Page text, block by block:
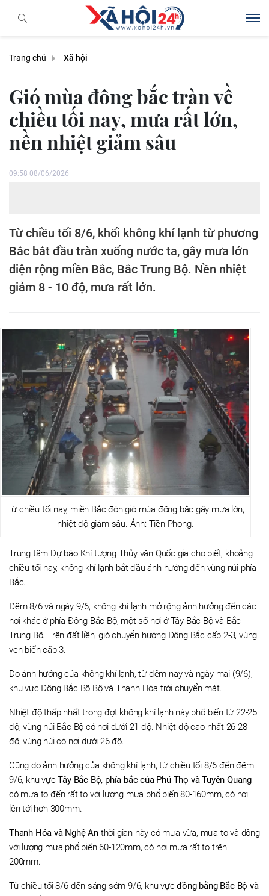
Trang chủ Xã hội
Gió mùa đông bắc tràn về
chiều tối nay, mưa rất lớn,
nền nhiệt giảm sâu
09:58 08/06/2026
Từ chiều tối 8/6, khối không khí lạnh từ phương
Bắc bắt đầu tràn xuống nước ta, gây mưa lớn
diện rộng miền Bắc, Bắc Trung Bộ. Nền nhiệt
giảm 8 - 10 độ, mưa rất lớn.
Từ chiều tối nay, miền Bắc đón gió mùa đông bắc gây mưa lớn,
nhiệt độ giảm sâu. Ảnh: Tiền Phong.
Trung tâm Dự báo Khí tượng Thủy văn Quốc gia cho biết, khoảng
chiều tối nay, không khí lạnh bắt đầu ảnh hưởng đến vùng núi phía
Bắc.
Đêm 8/6 và ngày 9/6, không khí lạnh mở rộng ảnh hưởng đến các
nơi khác ở phía Đông Bắc Bộ, một số nơi ở Tây Bắc Bộ và Bắc
Trung Bộ. Trên đất liền, gió chuyển hướng Đông Bắc cấp 2-3, vùng
ven biển cấp 3.
Do ảnh hưởng của không khí lạnh, từ đêm nay và ngày mai (9/6),
khu vực Đông Bắc Bộ Bộ và Thanh Hóa trời chuyển mát.
Nhiệt độ thấp nhất trong đợt không khí lạnh này phổ biến từ 22-25
độ, vùng núi Bắc Bộ có nơi dưới 21 độ. Nhiệt độ cao nhất 26-28
độ, vùng núi có nơi dưới 26 độ.
Cũng do ảnh hưởng của không khí lạnh, từ chiều tối 8/6 đến đêm
9/6, khu vựcTây Bắc Bộ, phía bắc của Phú Thọ và Tuyên Quang
có mưa to đến rất to với lượng mưa phổ biến 80-160mm, có nơi
lên tới hơn 300mm.
Thanh Hóa và Nghệ An thời gian này có mưa vừa, mưa to và dông
với lượng mưa phổ biến 60-120mm, có nơi mưa rất to trên
200mm.
Từ chiều tối 8/6 đến sáng sớm 9/6, khu vựcđồng bằng Bắc Bộ và